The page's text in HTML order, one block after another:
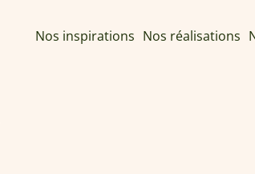
Nos inspirations Nos réalisations